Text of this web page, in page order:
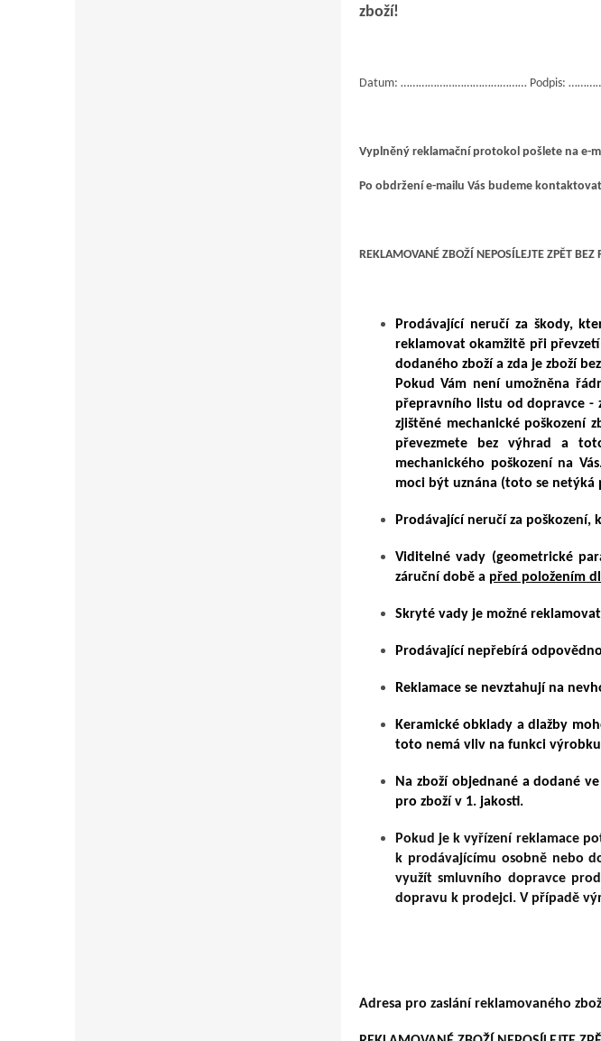
zboží!
Datum: …………………………………… Podpis:
Vyplněný reklamační protokol pošlete na e-
Po obdržení e-mailu Vás budeme
REKLAMOVANÉ ZBOŽÍ NEPOSÍLEJTE ZPĚT
Prodávající neručí za škody,
reklamovat okamžitě při
dodaného zboží a zda je zboží
Pokud Vám není umožněna
přepravního listu od dopravce -
zjištěné mechanické poškození
převezmete bez výhrad a
mechanického poškození na
moci být uznána (toto se
Prodávající neručí za
Viditelné vady (geometrické
záruční době a před položením
Skryté vady je možné
Prodávající nepřebírá
Reklamace se nevztahují na
Keramické obklady a dlažby
toto nemá vliv na funkci
Na zboží objednané a dodané
pro zboží v 1. jakosti.
Pokud je k vyřízení reklamace
k prodávajícímu osobně nebo
využít smluvního dopravce
dopravu k prodejci. V případě
Adresa pro zaslání reklamovaného